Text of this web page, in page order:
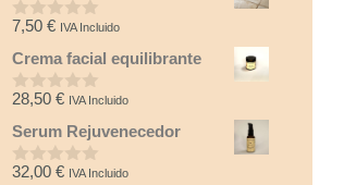
5
0
e
5
7,50 € IVA Incluido
Crema facial equilibrante
0
e
5
28,50 € IVA Incluido
Serum Rejuvenecedor
0
32,00 € IVA Incluido